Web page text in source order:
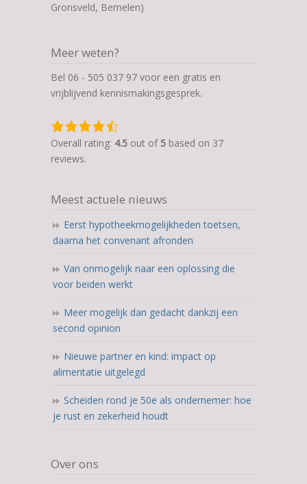
Gronsveld, Bemelen)
Meer weten?
Bel 06 - 505 037 97 voor een gratis en
vrijblijvend kennismakingsgesprek.
4,5
rating
based
ratings
Overall rating: 4.5 out of 5 based on 37
reviews.
Meest actuele nieuws
Eerst hypotheekmogelijkheden toetsen,
daarna het convenant afronden
Van onmogelijk naar een oplossing die
voor beiden werkt
Meer mogelijk dan gedacht dankzij een
second opinion
Nieuwe partner en kind: impact op
alimentatie uitgelegd
Scheiden rond je 50e als ondernemer: hoe
je rust en zekerheid houdt
Over ons